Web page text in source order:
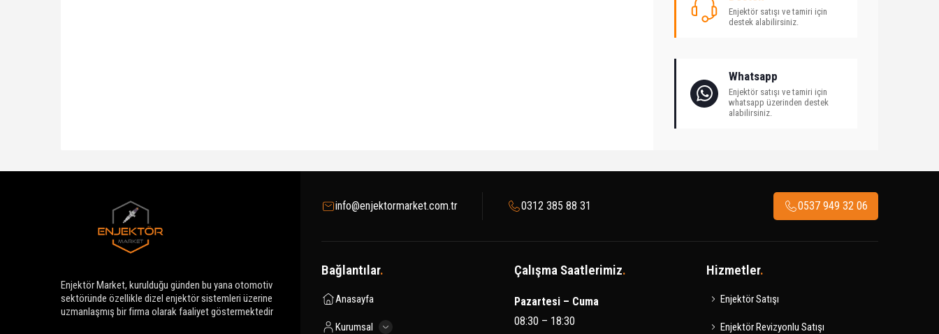
Enjektör satışı ve tamiri için
destek alabilirsiniz.
Whatsapp
Enjektör satışı ve tamiri için
whatsapp üzerinden destek
alabilirsiniz.
Enjektör Market, kurulduğu günden bu yana otomotiv
sektöründe özellikle dizel enjektör sistemleri üzerine
uzmanlaşmış bir firma olarak faaliyet göstermektedir
info@enjektormarket.com.tr 0312 385 88 31 0537 949 32 06
Bağlantılar.
Anasayfa
Kurumsal
Çalışma Saatlerimiz.
Pazartesi – Cuma
08:30 – 18:30
Hizmetler.
Enjektör Satışı
Enjektör Revizyonlu Satışı